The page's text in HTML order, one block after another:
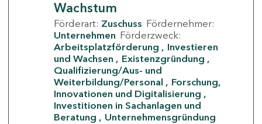
Wachstum
Förderart: Zuschuss Fördernehmer:
Unternehmen Förderzweck:
Arbeitsplatzförderung
Investieren
und Wachsen
Existenzgründung
Qualifizierung/Aus- und
Weiterbildung/Personal
Forschung,
Innovationen und Digitalisierung
Investitionen in Sachanlagen und
Beratung
Unternehmensgründung